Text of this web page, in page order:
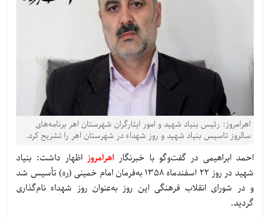
اهرامروز: رئیس بنیاد شهید و امور ایثارگران شهرستان اهر برنامه‌های
سالروز تاسیس بنیاد شهید و روز شهداء در شهرستان اهر را تشریح کرد.
احمد ابراهیمی در گفت‌وگو با خبرنگار اهرامروز اظهار داشت: بنیاد
شهید در روز 22 اسفندماه 1358 به‌فرمان امام خمینی (ره) تأسیس شد
و در شورای انقلاب فرهنگی این روز به‌عنوان روز شهداء نام‌گذاری
گردید.